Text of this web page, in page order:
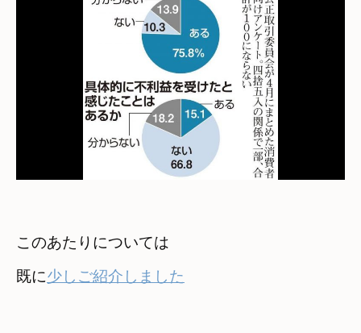
このあたりについては
既に少しご紹介しました